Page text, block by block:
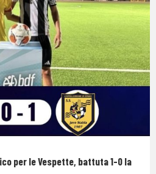
per le Vespette, battuta 1-0 la